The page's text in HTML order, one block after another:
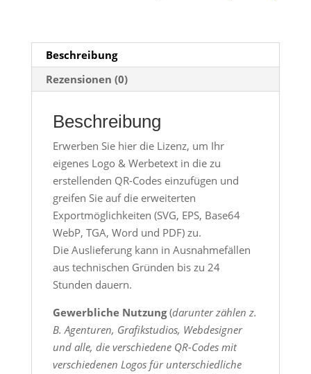
Menge
Beschreibung
Rezensionen (0)
Beschreibung
Erwerben Sie hier die Lizenz, um Ihr
eigenes Logo & Werbetext in die zu
erstellenden QR-Codes einzufügen und
greifen Sie auf die erweiterten
Exportmöglichkeiten (SVG, EPS, Base64
WebP, TGA, Word und PDF) zu.
Die Auslieferung kann in Ausnahmefällen
aus technischen Gründen bis zu 24
Stunden dauern.
Gewerbliche Nutzung(darunter zählen z.
B. Agenturen, Grafikstudios, Webdesigner
und alle, die verschiedene QR-Codes mit
verschiedenen Logos für unterschiedliche